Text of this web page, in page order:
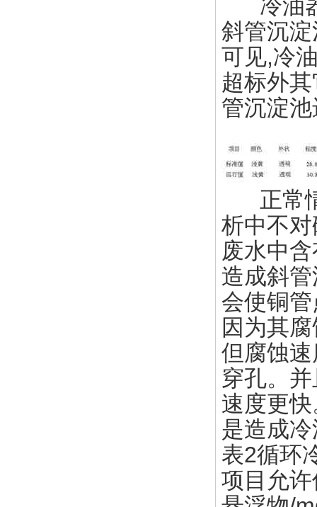
冷油器
斜管沉
可见,冷
超标外
管沉淀
正常情
析中不
废水中
造成斜
会使铜
因为其
但腐蚀
穿孔。
速度更
是造成
表2循环
项目允